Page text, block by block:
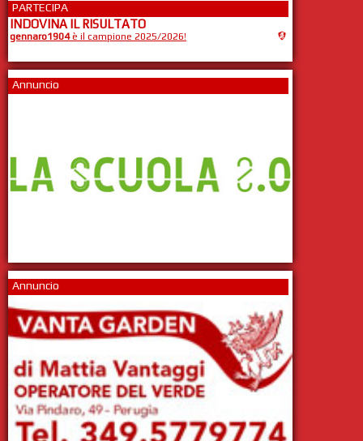
PARTECIPA
INDOVINA IL RISULTATO
gennaro1904è il campione 2025/2026!
Annuncio
Annuncio